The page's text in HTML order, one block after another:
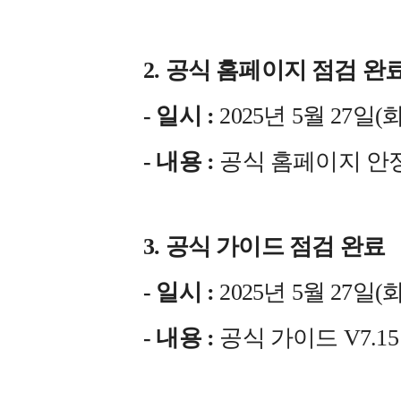
2. 공식 홈페이지 점검 완
- 일시 : 2025년 5월 27일(
- 내용 : 공식 홈페이지 안
3. 공식 가이드 점검 완료
- 일시 : 2025년 5월 27일(
- 내용 : 공식 가이드